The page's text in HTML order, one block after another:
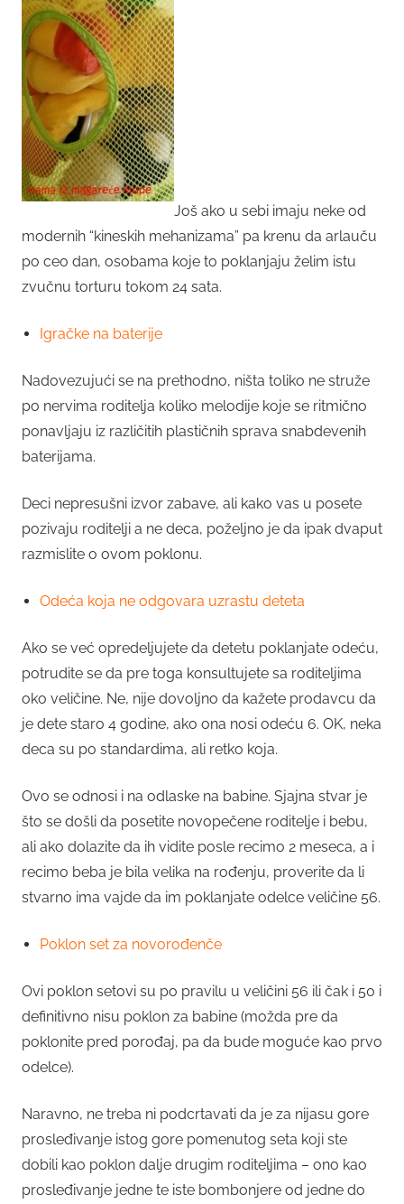
Još ako u sebi imaju neke od
modernih “kineskih mehanizama” pa krenu da arlauču
po ceo dan, osobama koje to poklanjaju želim istu
zvučnu torturu tokom 24 sata.
Igračke na baterije
Nadovezujući se na prethodno, ništa toliko ne struže
po nervima roditelja koliko melodije koje se ritmično
ponavljaju iz različitih plastičnih sprava snabdevenih
baterijama.
Deci nepresušni izvor zabave, ali kako vas u posete
pozivaju roditelji a ne deca, poželjno je da ipak dvaput
razmislite o ovom poklonu.
Odeća koja ne odgovara uzrastu deteta
Ako se već opredeljujete da detetu poklanjate odeću,
potrudite se da pre toga konsultujete sa roditeljima
oko veličine. Ne, nije dovoljno da kažete prodavcu da
je dete staro 4 godine, ako ona nosi odeću 6. OK, neka
deca su po standardima, ali retko koja.
Ovo se odnosi i na odlaske na babine. Sjajna stvar je
što se došli da posetite novopečene roditelje i bebu,
ali ako dolazite da ih vidite posle recimo 2 meseca, a i
recimo beba je bila velika na rođenju, proverite da li
stvarno ima vajde da im poklanjate odelce veličine 56.
Poklon set za novorođenče
Ovi poklon setovi su po pravilu u veličini 56 ili čak i 50 i
definitivno nisu poklon za babine (možda pre da
poklonite pred porođaj, pa da bude moguće kao prvo
odelce).
Naravno, ne treba ni podcrtavati da je za nijasu gore
prosleđivanje istog gore pomenutog seta koji ste
dobili kao poklon dalje drugim roditeljima – ono kao
prosleđivanje jedne te iste bombonjere od jedne do